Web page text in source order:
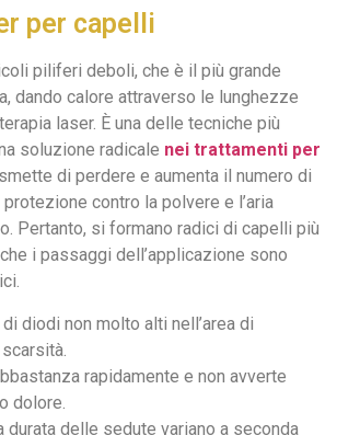
per capelli
piliferi deboli, che è il più grande
dando calore attraverso le lunghezze
laser. È una delle tecniche più
soluzione radicale nei trattamenti per
di perdere e aumenta il numero di
contro la polvere e l’aria
Pertanto, si formano radici di capelli più
i passaggi dell’applicazione sono
diodi non molto alti nell’area di
rapidamente e non avverte
dolore.
durata delle sedute variano a seconda